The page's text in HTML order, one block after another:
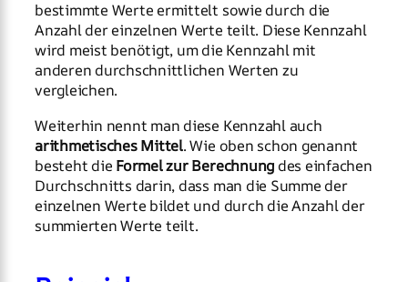
bestimmte Werte ermittelt sowie durch die
Anzahl der einzelnen Werte teilt. Diese Kennzahl
wird meist benötigt, um die Kennzahl mit
anderen durchschnittlichen Werten zu
vergleichen.
Weiterhin nennt man diese Kennzahl auch
arithmetisches Mittel. Wie oben schon genannt
besteht die Formel zur Berechnung des einfachen
Durchschnitts darin, dass man die Summe der
einzelnen Werte bildet und durch die Anzahl der
summierten Werte teilt.